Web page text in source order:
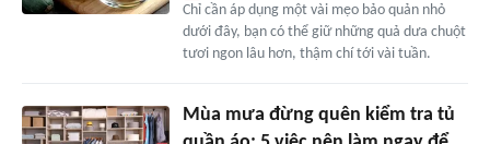
Chỉ cần áp dụng một vài mẹo bảo quản nhỏ
dưới đây, bạn có thể giữ những quả dưa chuột
tươi ngon lâu hơn, thậm chí tới vài tuần.
Mùa mưa đừng quên kiểm tra tủ